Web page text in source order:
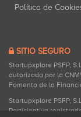
Política de
SITIO SEGURO
Startupxplore PSFP,
autorizada por la
Fomento de la
Startupxplore PSFP,
Participativa